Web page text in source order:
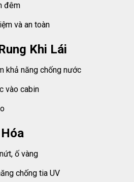
đêm
và an toàn
Khi Lái
khả năng chống nước
vào cabin
ố vàng
chống tia UV